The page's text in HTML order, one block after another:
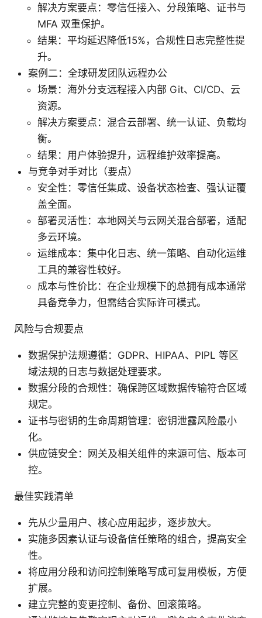
解决方案要点：零信任接入、分段策略、证书与
MFA 双重保护。
结果：平均延迟降低15%，合规性日志完整性提
升。
案例二：全球研发团队远程办公
场景：海外分支远程接入内部 Git、CI/CD、云
资源。
解决方案要点：混合云部署、统一认证、负载均
衡。
结果：用户体验提升，远程维护效率提高。
与竞争对手对比（要点）
安全性：零信任集成、设备状态检查、强认证覆
盖全面。
部署灵活性：本地网关与云网关混合部署，适配
多云环境。
运维成本：集中化日志、统一策略、自动化运维
工具的兼容性较好。
成本与性价比：在企业规模下的总拥有成本通常
具备竞争力，但需结合实际许可模式。
风险与合规要点
数据保护法规遵循：GDPR、HIPAA、PIPL 等区
域法规的日志与数据处理要求。
数据分段的合规性：确保跨区域数据传输符合区域
规定。
证书与密钥的生命周期管理：密钥泄露风险最小
化。
供应链安全：网关及相关组件的来源可信、版本可
控。
最佳实践清单
先从少量用户、核心应用起步，逐步放大。
实施多因素认证与设备信任策略的组合，提高安全
性。
将应用分段和访问控制策略写成可复用模板，方便
扩展。
建立完整的变更控制、备份、回滚策略。